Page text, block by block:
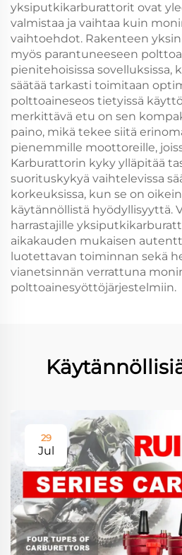
yksiputkikarburattorit ovat
valmistaa ja vaihtaa kuin
vaihtoehdot. Rakenteen
myös parantuneeseen
pienitehoisissa sovelluksissa,
säätää tarkasti toimitaan
polttoaineseos tietyissä
merkittävä etu on sen
paino, mikä tekee siitä
pienemmille moottoreille,
Karburattorin kyky ylläpitää
suorituskykyä vaihtelevissa
korkeuksissa, kun se on
käytännöllistä hyödyllisyyttä.
harrastajille
aikakauden mukaisen
luotettavan toiminnan sekä
vianetsinnän verrattuna
polttoainesyöttöjärjestelmiin.
29
Jul